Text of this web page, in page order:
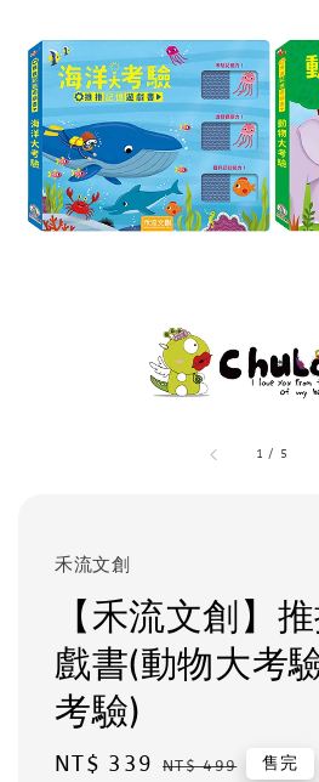
1 / 5
禾流文創
【禾流文創】
戲書(動物大考
考驗)
Sale
NT$ 339 Regular
NT$ 499 售完